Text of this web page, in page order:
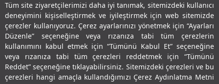
Tüm site ziyaretçilerimizi daha iyi tanımak, sitemizdeki kullanıcı
deneyimini kişiselleştirmek ve iyileştirmek için web sitemizde
çerezler kullanıyoruz. Çerez ayarlarınızı yönetmek için “Ayarları
Düzenle” seçeneğine veya rızanıza tabi tüm çerezlerin
kullanımını kabul etmek için “Tümünü Kabul Et” seçeneğine
veya rızanıza tabi tüm çerezleri reddetmek için “Tümünü
Reddet” seçeneğine tıklayabilirsiniz. Sitemizdeki çerezleri ve bu
çerezleri hangi amaçla kullandığımızı Çerez Aydınlatma Metni
Adres & İletişim
Uygulamalarımız